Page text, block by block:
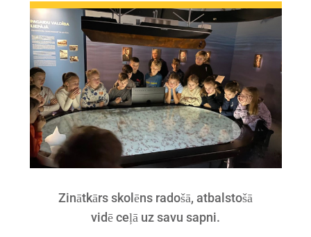
Zinātkārs skolēns radošā, atbalstošā
vidē ceļā uz savu sapni.